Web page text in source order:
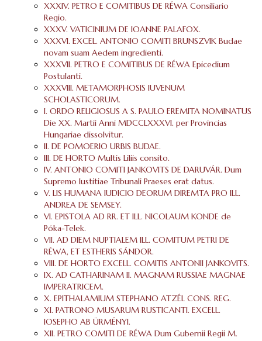
XXXIV. PETRO E COMITIBUS DE RÉWA Consiliario
Regio.
XXXV. VATICINIUM DE IOANNE PALAFOX.
XXXVI. EXCEL. ANTONIO COMITI BRUNSZVIK Budae
novam suam Aedem ingredienti.
XXXVII. PETRO E COMITIBUS DE RÉWA Epicedium
Postulanti.
XXXVIII. METAMORPHOSIS IUVENUM
SCHOLASTICORUM.
I. ORDO RELIGIOSUS A S. PAULO EREMITA NOMINATUS
Die XX. Martii Anni MDCCLXXXVI. per Provincias
Hungariae dissolvitur.
II. DE POMOERIO URBIS BUDAE.
III. DE HORTO Multis Liliis consito.
IV. ANTONIO COMITI JANKOVITS DE DARUVÁR. Dum
Supremo Iustitiae Tribunali Praeses erat datus.
V. LIS HUMANA IUDICIO DEORUM DIREMTA PRO ILL.
ANDREA DE SEMSEY.
VI. EPISTOLA AD RR. ET ILL. NICOLAUM KONDE de
Póka-Telek.
VII. AD DIEM NUPTIALEM ILL. COMITUM PETRI DE
RÉWA, ET ESTHERIS SÁNDOR.
VIII. DE HORTO EXCELL. COMITIS ANTONII JANKOVITS.
IX. AD CATHARINAM II. MAGNAM RUSSIAE MAGNAE
IMPERATRICEM.
X. EPITHALAMIUM STEPHANO ATZÉL CONS. REG.
XI. PATRONO MUSARUM RUSTICANTI. EXCELL.
IOSEPHO AB ÜRMÉNYI.
XII. PETRO COMITI DE RÉWA Dum Gubernii Regii M.